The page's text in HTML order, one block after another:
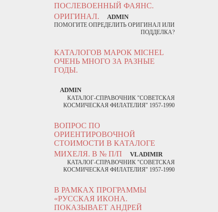
ПОСЛЕВОЕННЫЙ ФАЯНС.
ОРИГИНАЛ.
ADMIN
ПОМОГИТЕ ОПРЕДЕЛИТЬ ОРИГИНАЛ ИЛИ
ПОДДЕЛКА?
КАТАЛОГОВ МАРОК MICHEL
ОЧЕНЬ МНОГО ЗА РАЗНЫЕ
ГОДЫ.
ADMIN
КАТАЛОГ-СПРАВОЧНИК "СОВЕТСКАЯ
КОСМИЧЕСКАЯ ФИЛАТЕЛИЯ" 1957-1990
ВОПРОС ПО
ОРИЕНТИРОВОЧНОЙ
СТОИМОСТИ В КАТАЛОГЕ
МИХЕЛЯ. В № П/П
VLADIMIR
КАТАЛОГ-СПРАВОЧНИК "СОВЕТСКАЯ
КОСМИЧЕСКАЯ ФИЛАТЕЛИЯ" 1957-1990
В РАМКАХ ПРОГРАММЫ
«РУССКАЯ ИКОНА.
ПОКАЗЫВАЕТ АНДРЕЙ